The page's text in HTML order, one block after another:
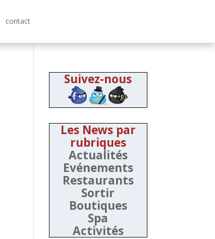
contact
Suivez-nous
Les News par
rubriques
Actualités
Evénements
Restaurants
Sortir
Boutiques
Spa
Activités